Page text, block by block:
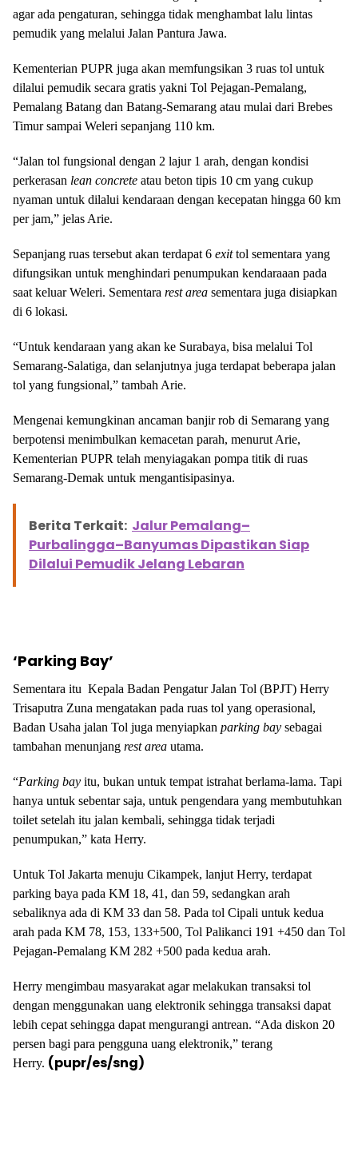
agar ada pengaturan, sehingga tidak menghambat lalu lintas
pemudik yang melalui Jalan Pantura Jawa.
Kementerian PUPR juga akan memfungsikan 3 ruas tol untuk
dilalui pemudik secara gratis yakni Tol Pejagan-Pemalang,
Pemalang Batang dan Batang-Semarang atau mulai dari Brebes
Timur sampai Weleri sepanjang 110 km.
“Jalan tol fungsional dengan 2 lajur 1 arah, dengan kondisi
perkerasan lean concrete atau beton tipis 10 cm yang cukup
nyaman untuk dilalui kendaraan dengan kecepatan hingga 60 km
per jam,” jelas Arie.
Sepanjang ruas tersebut akan terdapat 6 exittol sementara yang
difungsikan untuk menghindari penumpukan kendaraaan pada
saat keluar Weleri. Sementara rest area sementara juga disiapkan
di 6 lokasi.
“Untuk kendaraan yang akan ke Surabaya, bisa melalui Tol
Semarang-Salatiga, dan selanjutnya juga terdapat beberapa jalan
tol yang fungsional,” tambah Arie.
Mengenai kemungkinan ancaman banjir rob di Semarang yang
berpotensi menimbulkan kemacetan parah, menurut Arie,
Kementerian PUPR telah menyiagakan pompa titik di ruas
Semarang-Demak untuk mengantisipasinya.
Berita Terkait: Jalur Pemalang–
Purbalingga–Banyumas Dipastikan Siap
Dilalui Pemudik Jelang Lebaran
‘Parking Bay’
Sementara itu Kepala Badan Pengatur Jalan Tol (BPJT) Herry
Trisaputra Zuna mengatakan pada ruas tol yang operasional,
Badan Usaha jalan Tol juga menyiapkan parking bay sebagai
tambahan menunjang rest area utama.
“Parking bay itu, bukan untuk tempat istrahat berlama-lama. Tapi
hanya untuk sebentar saja, untuk pengendara yang membutuhkan
toilet setelah itu jalan kembali, sehingga tidak terjadi
penumpukan,” kata Herry.
Untuk Tol Jakarta menuju Cikampek, lanjut Herry, terdapat
parking baya pada KM 18, 41, dan 59, sedangkan arah
sebaliknya ada di KM 33 dan 58. Pada tol Cipali untuk kedua
arah pada KM 78, 153, 133+500, Tol Palikanci 191 +450 dan Tol
Pejagan-Pemalang KM 282 +500 pada kedua arah.
Herry mengimbau masyarakat agar melakukan transaksi tol
dengan menggunakan uang elektronik sehingga transaksi dapat
lebih cepat sehingga dapat mengurangi antrean. “Ada diskon 20
persen bagi para pengguna uang elektronik,” terang
Herry. (pupr/es/sng)